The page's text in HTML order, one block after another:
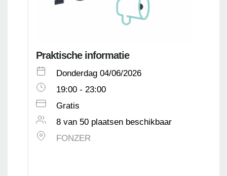
Praktische informatie
Donderdag 04/06/2026
19:00 - 23:00
Gratis
8 van 50 plaatsen beschikbaar
FONZER